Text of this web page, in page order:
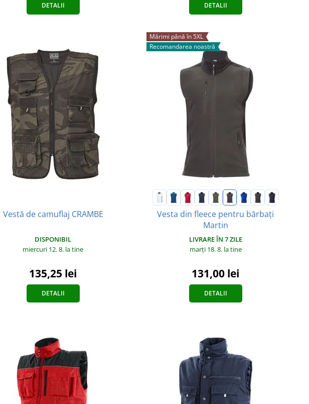
DETALII DETALII
Vestă de camuflaj CRAMBE
DISPONIBIL
miercuri 12. 8. la tine
135,25 lei
DETALII
Mărimi până în 5XL
Recomandarea noastră
Vesta din fleece pentru bărbați
Martin
LIVRARE ÎN 7 ZILE
marți 18. 8. la tine
131,00 lei
DETALII